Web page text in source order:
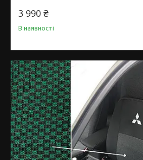
3 990 ₴
В наявності